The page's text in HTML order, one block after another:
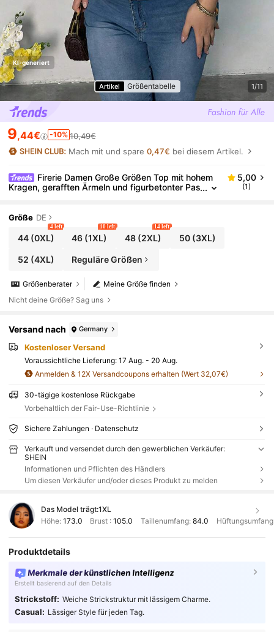
KI-generiert
Artikel Größentabelle 1/11
9,44€ -10% 10,49€
Mach mit und spare0,47€ bei diesem Artikel.
Firerie Damen Große Größen Top mit hohem
Kragen, gerafften Ärmeln und figurbetonter Pas
Layering-Teil, geeignet für Frühling, Sommer, Herbst
und Winter, elegant, für den Büroalltag, Lässig, Mini
malistisch, Büromode
5,00
(1)
Größe DE
44(0XL)
4 left
46 (1XL)
10 left
48(2XL)
14 left
50(3XL)
52 (4XL) Reguläre Größen
Meine Größe finden
Größenberater
Nicht deine Größe? Sag uns
Versand nach Germany
Kostenloser Versand
Voraussichtliche Lieferung: 17 Aug. - 20 Aug.
Anmelden & 12X Versandcoupons erhalten (Wert 32,07€)
30-tägige kostenlose Rückgabe
Vorbehaltlich der Fair-Use-Richtlinie
Sichere Zahlungen · Datenschutz
Verkauft und versendet durch den gewerblichen Verkäufer:
SHEIN
Informationen und Pflichten des Händlers
Um diesen Verkäufer und/oder dieses Produkt zu melden
Das Model trägt:1XL
Höhe: 173.0 Brust :105.0 Taillenumfang: 84.0
Produktdetails
Merkmale der künstlichen Intelligenz
Erstellt basierend auf den Details
Strickstoff: Weiche Strickstruktur mit lässigem Charme.
Casual: Lässiger Style für jeden Tag.